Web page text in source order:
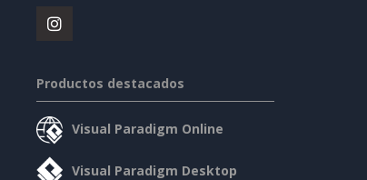
Productos destacados
Visual Paradigm Online
Visual Paradigm Desktop